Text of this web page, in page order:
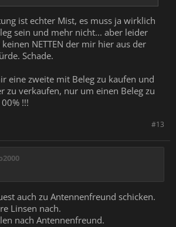
ist echter Mist, es muss ja wirklich
sein und mehr nicht... aber leider
NETTEN der mir hier aus der
Schade.
eine zweite mit Beleg zu kaufen und
zu verkaufen, nur um einen Beleg zu
!!!
#13
auch zu Antennenfreund schicken.
Linsen nach.
nach Antennenfreund.